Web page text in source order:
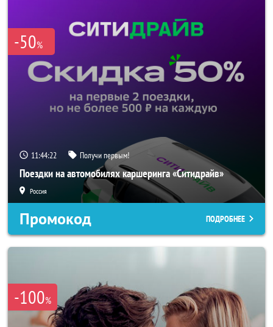
-50%
11:44:20 Получи первым!
Поездки на автомобилях каршеринга «Ситидрайв»
Россия
Промокод ПОДРОБНЕЕ
-100%